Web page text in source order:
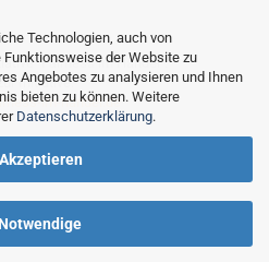
Technologien, auch von
der Website zu
Angebotes zu analysieren und Ihnen
bieten zu können. Weitere
Datenschutzerklärung.
"Fairness im Handel".
Initiative:
im-handel.de